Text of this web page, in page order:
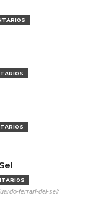
ferrari-del-sel/